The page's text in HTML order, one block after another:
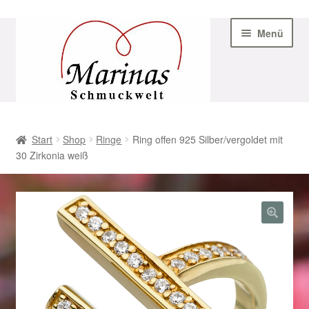
Navigation
Menü
AGB
Beispiel-Seite
Datenschutz
Geschenke zu Ostern 2023
Geschenke zu Ostern 2024
Start Shop Ringe
Ring offen 925 Silber/vergoldet mit
30 Zirkonia weiß